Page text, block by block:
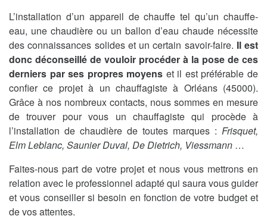
L’installation d’un appareil de chauffe tel qu’un chauffe-
eau, une chaudière ou un ballon d’eau chaude nécessite
des connaissances solides et un certain savoir-faire. Il est
donc déconseillé de vouloir procéder à la pose de ces
derniers par ses propres moyens et il est préférable de
confier ce projet à un chauffagiste à Orléans (45000).
Grâce à nos nombreux contacts, nous sommes en mesure
de trouver pour vous un chauffagiste qui procède à
l’installation de chaudière de toutes marques : Frisquet,
Elm Leblanc, Saunier Duval, De Dietrich, Viessmann …
Faites-nous part de votre projet et nous vous mettrons en
relation avec le professionnel adapté qui saura vous guider
et vous conseiller si besoin en fonction de votre budget et
de vos attentes.